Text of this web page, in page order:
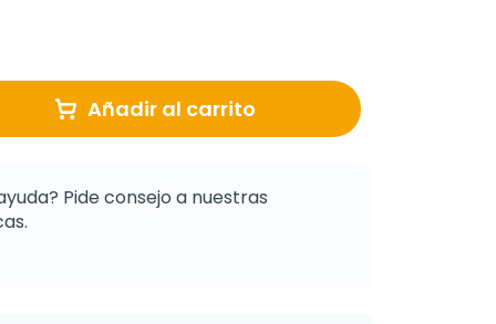
Añadir al carrito
Pide consejo a nuestras